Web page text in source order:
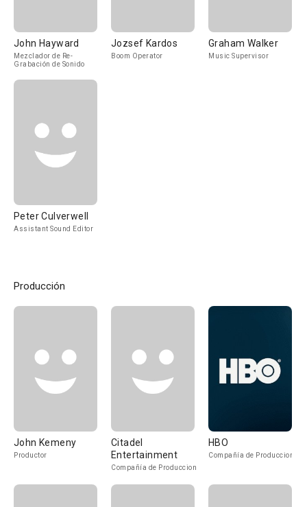
John Hayward
Mezclador de Re-
Grabación de Sonido
Jozsef Kardos
Boom Operator
Graham Walker
Music Supervisor
Peter Culverwell
Assistant Sound Editor
Producción
John Kemeny
Productor
Citadel
Entertainment
Compañía de Produccion
HBO
Compañía de Produccion